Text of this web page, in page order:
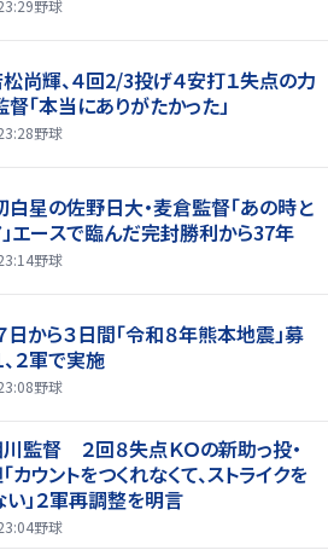
野球
松尚輝、４回2/3投げ４安打１失点の力
「本当にありがたかった」
野球
白星の佐野日大・麦倉監督「あの時と
エースで臨んだ完封勝利から37年
野球
日から３日間「令和８年熊本地震」募
２軍で実施
野球
川監督 ２回８失点ＫＯの新助っ投・
カウントをつくれなくて、ストライクを
」２軍再調整を明言
野球